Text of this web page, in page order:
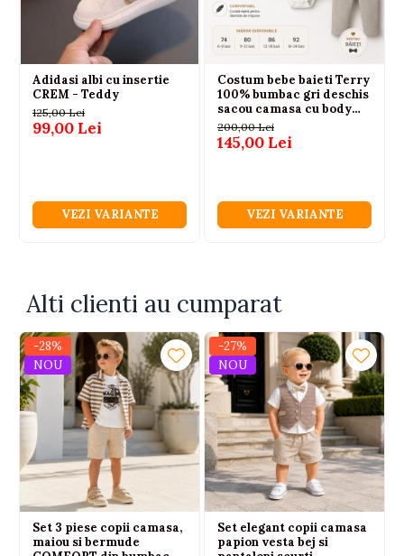
Adidasi albi cu insertie
CREM - Teddy
125,00 Lei
99,00 Lei
VEZI VARIANTE
Costum bebe baieti Terry
100% bumbac gri deschis
sacou camasa cu body
papion si pantaloni 6-24
luni
200,00 Lei
145,00 Lei
VEZI VARIANTE
Alti clienti au cumparat
-28%
NOU
Set 3 piese copii camasa,
maiou si bermude
-27%
NOU
Set elegant copii camasa
papion vesta bej si